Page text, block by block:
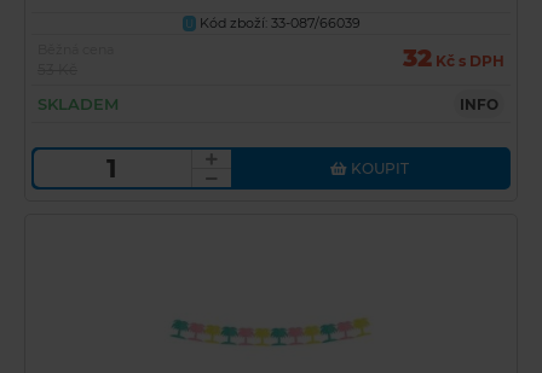
U Kód zboží: 33-087/66039
32 Kč s DPH
SKLADEM INFO
KOUPIT